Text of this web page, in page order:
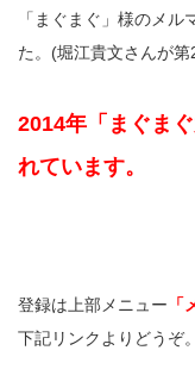
「まぐまぐ」様のメル
た。(堀江貴文さんが第
2014年「まぐま
れています。
登録は上部メニュー
下記リンクよりどうぞ。